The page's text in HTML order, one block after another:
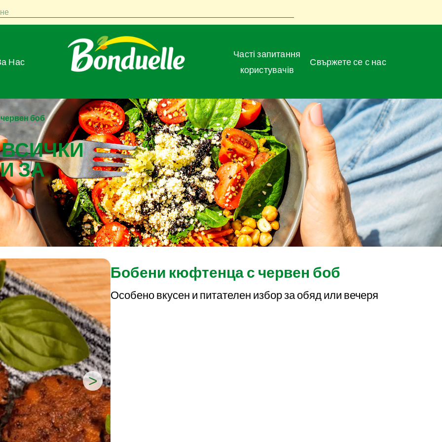
За Нас
Часті запитання
користувачів
Свържете се с нас
боб
ЗА
>
Бобени кюфтенца с червен боб
Особено вкусен и питателен избор за обяд или вечеря